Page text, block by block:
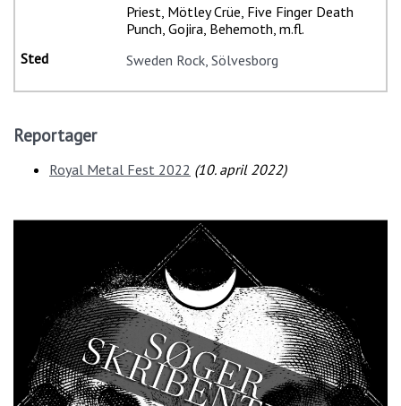
Priest, Mötley Crüe, Five Finger Death
Punch, Gojira, Behemoth, m.fl.
Sweden Rock, Sölvesborg
Reportager
Royal Metal Fest 2022 (10. april 2022)